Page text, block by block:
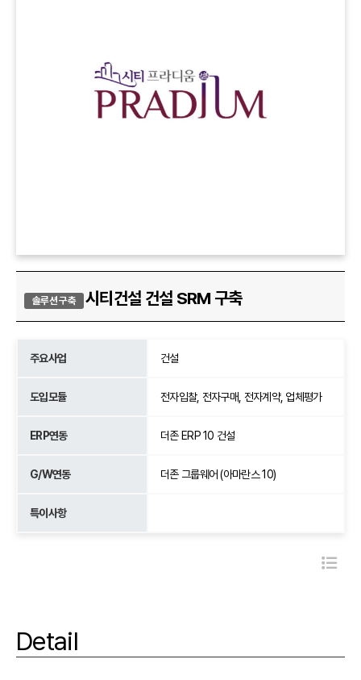
솔루션 구축 시티건설 건설 SRM 구축
주요사업 건설
도입모듈 전자입찰, 전자구매, 전자계약, 업체평가
ERP연동 더존 ERP 10 건설
G/W연동 더존 그룹웨어 (아마란스 10)
특이사항
Detail